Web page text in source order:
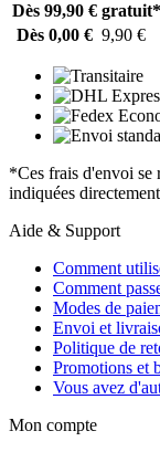
Dès 99,90 € gratuit*
Dès 0,00 € 9,90 €
*Ces frais d'envoi se
indiquées
Aide & Support
Comment
Comment
Modes de
Envoi et
Politique de
Promotions et
Vous avez
Mon compte